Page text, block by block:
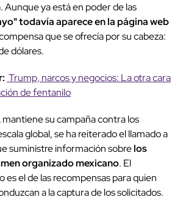
Aunque ya está en poder de las
todavía aparece en la página web
que se ofrecía por su cabeza:
dólares.
Trump, narcos y negocios: La otra cara
de fentanilo
su campaña contra los
global, se ha reiterado el llamado a
suministre información sobrelos
organizado mexicano. El
es el de las recompensas para quien
a la captura de los solicitados.